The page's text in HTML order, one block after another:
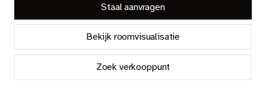
Staal aanvragen
Bekijk roomvisualisatie
Zoek verkooppunt